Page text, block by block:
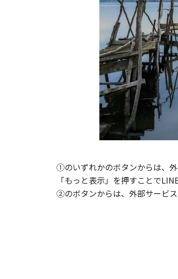
①のいずれかのボタンからは、外
「もっと表示」を押すことで
②のボタンからは、外部サービス